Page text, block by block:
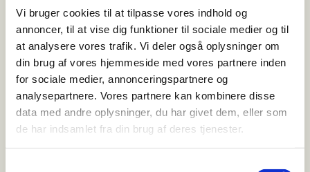
Vi bruger cookies til at tilpasse vores indhold og
annoncer, til at vise dig funktioner til sociale medier og til
at analysere vores trafik. Vi deler også oplysninger om
din brug af vores hjemmeside med vores partnere inden
for sociale medier, annonceringspartnere og
analysepartnere. Vores partnere kan kombinere disse
data med andre oplysninger, du har givet dem, eller som
de har indsamlet fra din brug af deres tjenester.
E-mail:
vinboersen@nypost.dk
CVR: 29096163